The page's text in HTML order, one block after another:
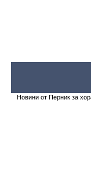
Новини от Перник за